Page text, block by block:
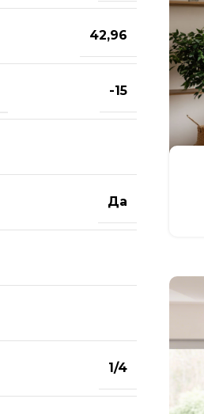
42,96
-15
Да
1/4